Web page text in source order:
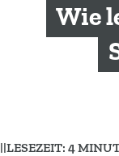
Wie
||LESEZEIT: 4